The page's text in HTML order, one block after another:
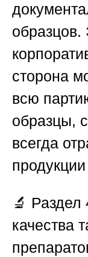
образцов.
сторона
всю
образцы,
всегда
🔬 Раздел
качества